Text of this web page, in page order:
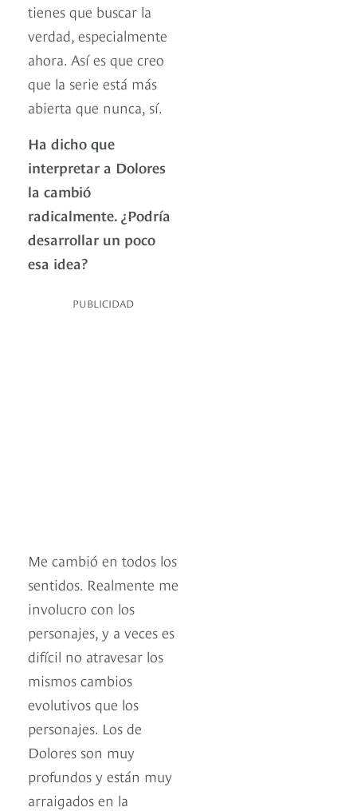
tienes que buscar la
verdad, especialmente
ahora. Así es que creo
que la serie está más
abierta que nunca, sí.
Ha dicho que
interpretar a Dolores
la cambió
radicalmente. ¿Podría
desarrollar un poco
esa idea?
PUBLICIDAD
Me cambió en todos los
sentidos. Realmente me
involucro con los
personajes, y a veces es
difícil no atravesar los
mismos cambios
evolutivos que los
personajes. Los de
Dolores son muy
profundos y están muy
arraigados en la